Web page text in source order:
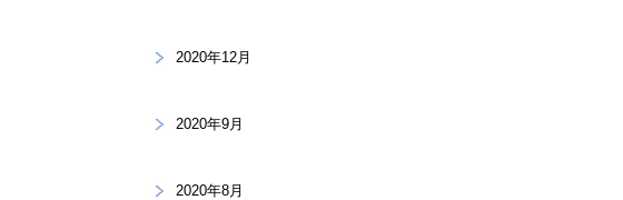
2020年12月
2020年9月
2020年8月